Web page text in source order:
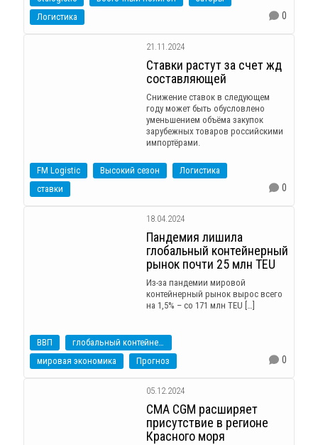
Логистика
0
21.11.2024
Ставки растут за счет жд
составляющей
Снижение ставок в следующем
году может быть обусловлено
уменьшением объёма закупок
зарубежных товаров российскими
импортёрами.
FM Logistic Высокий сезон
Логистика
ставки
0
18.04.2024
Пандемия лишила
глобальный контейнерный
рынок почти 25 млн TEU
Из-за пандемии мировой
контейнерный рынок вырос всего
на 1,5% – со 171 млн TEU […]
ВВП
глобальный контейнерный рынок
мировая экономика
Прогноз 0
05.12.2024
CMA CGM расширяет
присутствие в регионе
Красного моря